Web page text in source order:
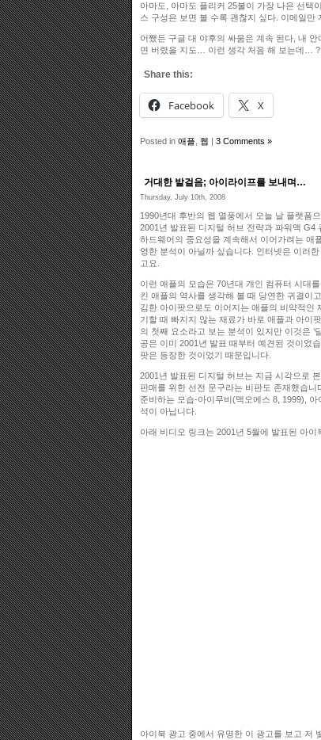
아마도, 아마도 플리커 25불이 가장 나은 선택
스 구성은 보면 볼 수록 괜찮지 싶다. 이메일만
어쨌든 구글 대 야후의 싸움은 계속 된다, 내
면 버렸을 지도… 이런 생각 처음 해 보는데… ?
Share this:
Facebook X
Posted in 애플 웹 | 3 Comments »
거대한 발걸음; 아이라이프를 보내며…
Thursday, July 10th, 2008
1990년대 후반의 웹 열풍에서 오늘 날 플랫폼
2001년 발표된 디지털 허브 전략과 파워맥 G4
하드웨어의 중요성을 계속해서 이어가려는 애
영한 분석이 아닐까 싶습니다. 인터넷은 이러
고요.
이런 애플의 모습은 70년대 개인 컴퓨터 시대
킨 애플의 역사를 생각해 볼 때 당연한 귀결이
김한 아이팟으로도 이어지는 애플의 비약적인
기할 때 빠지지 않는 재료가 바로 애플과 아이
의 첫째 요소라고 보는 분석이 있지만 이것은 ‘
공은 이미 2001년 발표 때부터 예견된 것이었
팟은 등장한 것이었기 때문입니다.
2001년 발표된 디지털 허브는 지금 시각으로
판매를 위한 선전 문구라는 비판도 존재했습
준비하는 모습-아이무비(맥오에스 8, 1999),
석이 아닙니다.
아래 비디오 링크는 2001년 5월에 발표된 아이
아이북 광고 중에서 유명한 이 광고를 보고 저